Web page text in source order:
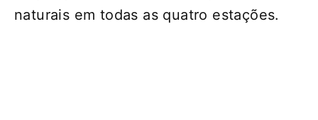
naturais em todas as quatro estações.